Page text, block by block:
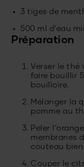
3 tiges de
500 ml d'eau
Préparation
Verser le thé
faire bouillir
bouilloire.
Mélanger la
pomme au
Peler
membranes
couteau bien
Couper le